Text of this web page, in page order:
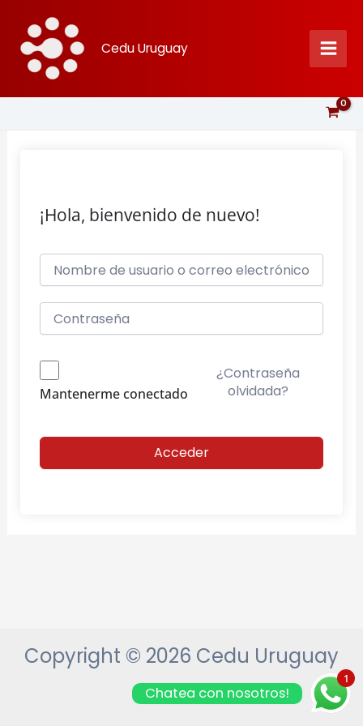
contenido
Cedu Uruguay
¡Hola, bienvenido de nuevo!
Mantenerme conectado
¿Contraseña
olvidada?
Acceder
Copyright © 2026 Cedu Uruguay
1
Chatea con nosotros!